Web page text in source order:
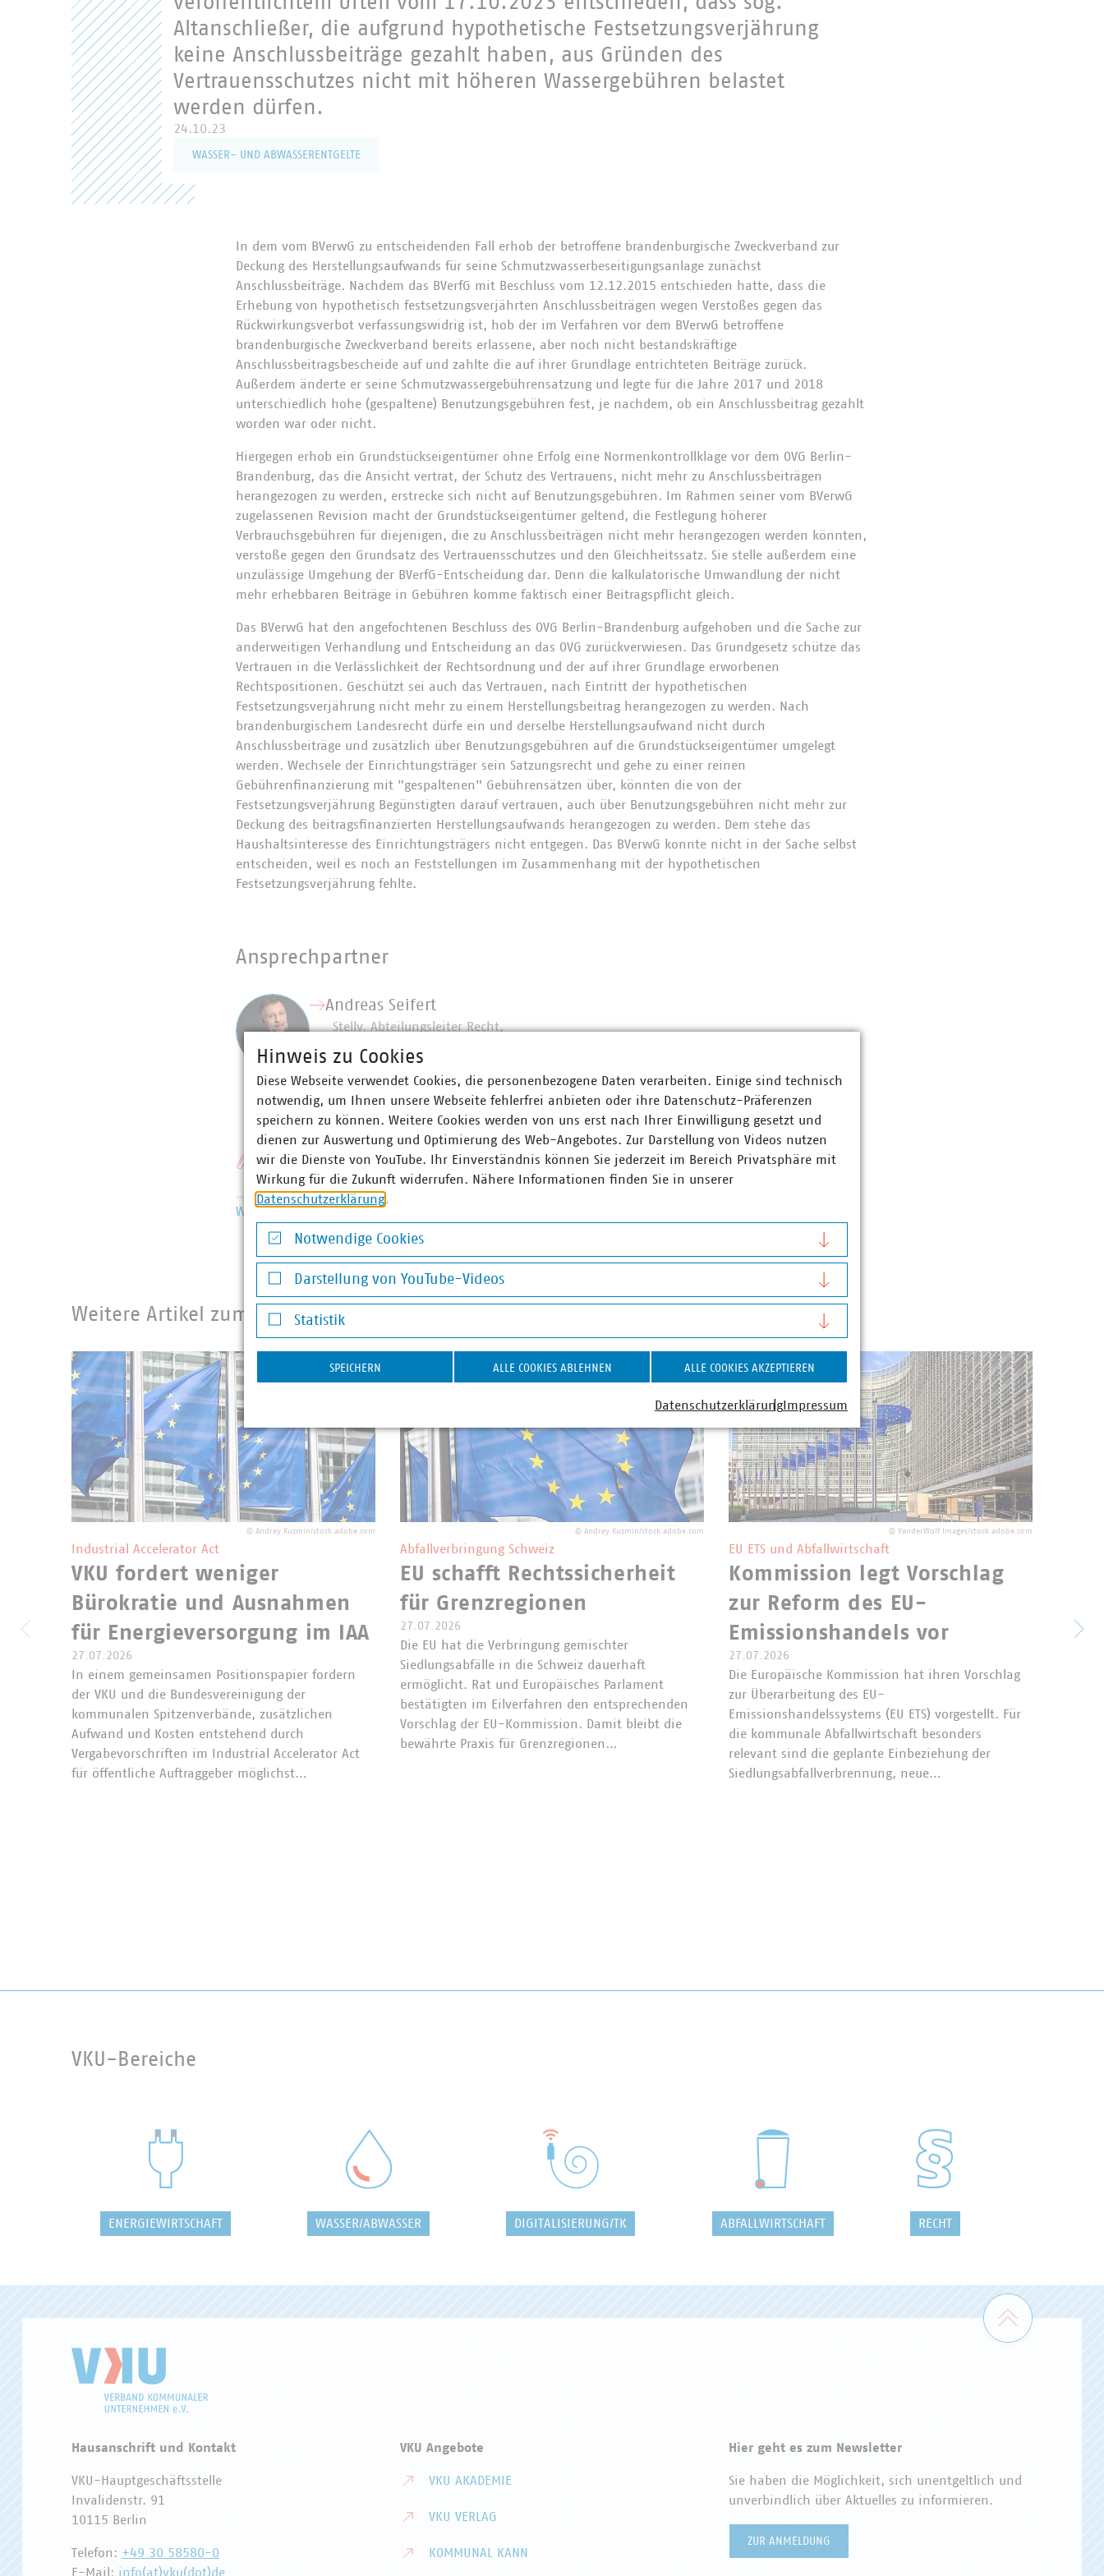
Altanschließer, die aufgrund hypothetische Festsetzungsverjährung
keine Anschlussbeiträge gezahlt haben, aus Gründen des
Vertrauensschutzes nicht mit höheren Wassergebühren belastet
werden dürfen.
24.10.23
WASSER- UND ABWASSERENTGELTE
In dem vom BVerwG zu entscheidenden Fall erhob der betroffene brandenburgische Zweckverband zur
Deckung des Herstellungsaufwands für seine Schmutzwasserbeseitigungsanlage zunächst
Anschlussbeiträge. Nachdem das BVerfG mit Beschluss vom 12.12.2015 entschieden hatte, dass die
Erhebung von hypothetisch festsetzungsverjährten Anschlussbeiträgen wegen Verstoßes gegen das
Rückwirkungsverbot verfassungswidrig ist, hob der im Verfahren vor dem BVerwG betroffene
brandenburgische Zweckverband bereits erlassene, aber noch nicht bestandskräftige
Anschlussbeitragsbescheide auf und zahlte die auf ihrer Grundlage entrichteten Beiträge zurück.
Außerdem änderte er seine Schmutzwassergebührensatzung und legte für die Jahre 2017 und 2018
unterschiedlich hohe (gespaltene) Benutzungsgebühren fest, je nachdem, ob ein Anschlussbeitrag gezahlt
worden war oder nicht.
Hiergegen erhob ein Grundstückseigentümer ohne Erfolg eine Normenkontrollklage vor dem OVG Berlin-
Brandenburg, das die Ansicht vertrat, der Schutz des Vertrauens, nicht mehr zu Anschlussbeiträgen
herangezogen zu werden, erstrecke sich nicht auf Benutzungsgebühren. Im Rahmen seiner vom BVerwG
zugelassenen Revision macht der Grundstückseigentümer geltend, die Festlegung höherer
Verbrauchsgebühren für diejenigen, die zu Anschlussbeiträgen nicht mehr herangezogen werden könnten,
verstoße gegen den Grundsatz des Vertrauensschutzes und den Gleichheitssatz. Sie stelle außerdem eine
unzulässige Umgehung der BVerfG-Entscheidung dar. Denn die kalkulatorische Umwandlung der nicht
mehr erhebbaren Beiträge in Gebühren komme faktisch einer Beitragspflicht gleich.
Das BVerwG hat den angefochtenen Beschluss des OVG Berlin-Brandenburg aufgehoben und die Sache zur
anderweitigen Verhandlung und Entscheidung an das OVG zurückverwiesen. Das Grundgesetz schütze das
Vertrauen in die Verlässlichkeit der Rechtsordnung und der auf ihrer Grundlage erworbenen
Rechtspositionen. Geschützt sei auch das Vertrauen, nach Eintritt der hypothetischen
Festsetzungsverjährung nicht mehr zu einem Herstellungsbeitrag herangezogen zu werden. Nach
brandenburgischem Landesrecht dürfe ein und derselbe Herstellungsaufwand nicht durch
Anschlussbeiträge und zusätzlich über Benutzungsgebühren auf die Grundstückseigentümer umgelegt
werden. Wechsele der Einrichtungsträger sein Satzungsrecht und gehe zu einer reinen
Gebührenfinanzierung mit "gespaltenen" Gebührensätzen über, könnten die von der
Festsetzungsverjährung Begünstigten darauf vertrauen, auch über Benutzungsgebühren nicht mehr zur
Deckung des beitragsfinanzierten Herstellungsaufwands herangezogen zu werden. Dem stehe das
Haushaltsinteresse des Einrichtungsträgers nicht entgegen. Das BVerwG konnte nicht in der Sache selbst
entscheiden, weil es noch an Feststellungen im Zusammenhang mit der hypothetischen
Festsetzungsverjährung fehlte.
Ansprechpartner
Andreas Seifert
Stellv. Abteilungsleiter Recht,
Finanzen und Steuern und
Bereichsleiter Recht
+49 30 58580-132
seifert(at)vku(dot)de
Schlagworte
WasserversorgungWasserpreise
Weitere Artikel zum Recht
© Andrey Kuzmin/stock.adobe.com
Industrial Accelerator Act
VKU fordert weniger
Bürokratie und Ausnahmen
für Energieversorgung im IAA
27.07.2026
In einem gemeinsamen Positionspapier fordern
der VKU und die Bundesvereinigung der
kommunalen Spitzenverbände, zusätzlichen
Aufwand und Kosten entstehend durch
Vergabevorschriften im Industrial Accelerator Act
für öffentliche Auftraggeber möglichst…
© Andrey Kuzmin/stock.adobe.com
Abfallverbringung Schweiz
EU schafft Rechtssicherheit
für Grenzregionen
27.07.2026
Die EU hat die Verbringung gemischter
Siedlungsabfälle in die Schweiz dauerhaft
ermöglicht. Rat und Europäisches Parlament
bestätigten im Eilverfahren den entsprechenden
Vorschlag der EU-Kommission. Damit bleibt die
bewährte Praxis für Grenzregionen…
© VanderWolf Images/stock.adobe.com
EU ETS und Abfallwirtschaft
Kommission legt Vorschlag
zur Reform des EU-
Emissionshandels vor
27.07.2026
Die Europäische Kommission hat ihren Vorschlag
zur Überarbeitung des EU-
Emissionshandelssystems (EU ETS) vorgestellt. Für
die kommunale Abfallwirtschaft besonders
relevant sind die geplante Einbeziehung der
Siedlungsabfallverbrennung, neue…
VKU-Bereiche
ENERGIEWIRTSCHAFT WASSER/ABWASSER DIGITALISIERUNG/TK ABFALLWIRTSCHAFT RECHT
Zum
Hausanschrift und Kontakt
VKU-Hauptgeschäftsstelle
Invalidenstr. 91
10115 Berlin
Telefon: +49 30 58580-0
E-Mail: info(at)vku(dot)de
VKU Angebote
VKU AKADEMIE
VKU VERLAG
KOMMUNAL KANN
Hier geht es zum Newsletter
Sie haben die Möglichkeit, sich unentgeltlich und
unverbindlich über Aktuelles zu informieren.
ZUR ANMELDUNG
Hinweis zu Cookies
Diese Webseite verwendet Cookies, die personenbezogene Daten verarbeiten. Einige sind technisch
notwendig, um Ihnen unsere Webseite fehlerfrei anbieten oder ihre Datenschutz-Präferenzen
speichern zu können. Weitere Cookies werden von uns erst nach Ihrer Einwilligung gesetzt und
dienen zur Auswertung und Optimierung des Web-Angebotes. Zur Darstellung von Videos nutzen
wir die Dienste von YouTube. Ihr Einverständnis können Sie jederzeit im Bereich Privatsphäre mit
Wirkung für die Zukunft widerrufen. Nähere Informationen finden Sie in unserer
Datenschutzerklärung.
Notwendige Cookies
Notwendige Cookies
Darstellung von YouTube-Videos
Darstellung von YouTube-Videos
Statistik
Statistik
SPEICHERN ALLE COOKIES ABLEHNEN ALLE COOKIES AKZEPTIEREN
DatenschutzerklärungImpressum